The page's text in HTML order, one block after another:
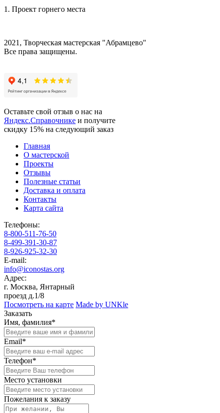
1. Проект горнего места
2021, Творческая мастерская "Абрамцево"
Все права защищены.
Оставьте свой отзыв о нас на
Яндекс.Справочнике и получите
скидку 15% на следующий заказ
Главная
О мастерской
Проекты
Отзывы
Полезные статьи
Доставка и оплата
Контакты
Карта сайта
Телефоны:
8-800-511-76-50
8-499-391-30-87
8-926-925-32-30
E-mail:
info@iconostas.org
Адрес:
г. Москва, Янтарный
проезд д.1/8
Посмотреть на карте Made by UNKle
Заказать
Имя, фамилия*
Email*
Телефон*
Место установки
Пожелания к заказу